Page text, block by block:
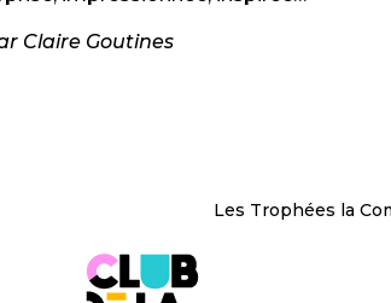
Claire Goutines
Les Trophées la